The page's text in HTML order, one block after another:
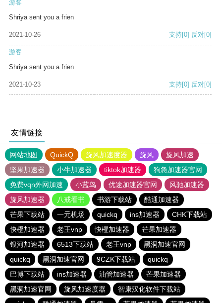
游客
Shriya sent you a frien
2021-10-26 支持[0] 反对[0]
游客
Shriya sent you a frien
2021-10-23 支持[0] 反对[0]
友情链接
网站地图 QuickQ 旋风加速度器 旋风
旋风加速
坚果加速器
小牛加速器 tiktok加速器
狗急加速器官网
免费vqn外网加速
小蓝鸟 优途加速器官网
风驰加速器
旋风加速器
八戒看书 书游下载站
酷通加速器
芒果下载站
一元机场 quickq ins加速器
CHK下载站
快橙加速器
老王vnp 快橙加速器
芒果加速器
银河加速器
6513下载站 老王vnp
黑洞加速官网
quickq
黑洞加速官网 9CZK下载站
quickq
巴博下载站
ins加速器 油管加速器
芒果加速器
黑洞加速官网
旋风加速度器
智康汉化软件下载站